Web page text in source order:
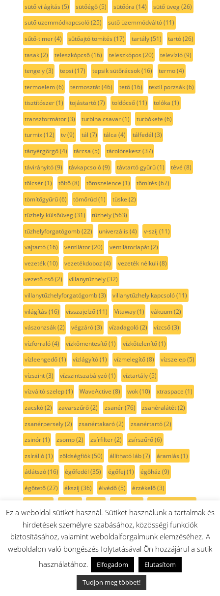
sütő világítás (5) sütőégő(5) sütőóra (14) sütő üveg(26)
sütő üzemmódkapcsoló(25) sütő üzemmódváltó(11)
sűtő-timer(4) sűtőajtó tömítés (17) tartály(51) tartó(26)
tasak(2) teleszkópcső(16) teleszkópos (20) televízió(9)
tengely(3) tepsi (17) tepsik sütőrácsok(16) termo(4)
termoelem(6) termosztát(46) tető(16) textil porzsák(6)
tisztítószer(1) tojástartó(7) toldócső(11) tolóka (1)
transzformátor(3) turbina csavar(1) turbókefe (6)
turmix(12) tv(9) tál (7) tálca (4) tálfedél (3)
tányérgörgő(4) tárcsa (5) tárolórekesz (37)
távirányító(9) távkapcsoló(9) távtartó gyűrű(1) tévé (8)
tölcsér(1) töltő(8) tömszelence (1) tömítés (67)
tömítőgyűrű(6) tömőrúd(1) tüske (2)
tüzhely külsőüveg(31) tűzhely(563)
tűzhelyforgatógomb(22) univerzális (4) v-szíj (11)
vajtartó(16) ventilátor(20) ventilátorlapát(2)
vezeték(10) vezetékdoboz (4) vezeték nélküli (8)
vezető cső(2) villanytűzhely(32)
villanytűzhelyforgatógomb(3) villanytűzhely kapcsoló(11)
világítás (16) visszajelző(11) Vitaway(1) vákuum(2)
vászonzsák(2) végzáró(3) vízadagoló(2) vízcső(3)
vízforraló(4) vízkőmentesítő(1) vízkőtelenítő(1)
vízleengedő(1) vízlágyító(1) vízmelegítő(8) vízszelep(5)
vízszint(3) vízszintszabályzó(1) víztartály(5)
vízváltó szelep(1) WaveActive (8) wok(10) xtraspace (1)
zacskó(2) zavarszűrő(2) zsanér(76) zsanéralátét(2)
zsanérpersely(2) zsanértakaró(2) zsanértartó(2)
zsinór(1) zsomp(2) zsírfilter(2) zsírszűrő(6)
zsírálló(1) zöldségfiók(50) állítható láb(7) áramlás (1)
átlátszó(16) égőfedél (35) égőfej (1) égőház (9)
égőtető(27) ékszíj (36) élvédő(5) érzékelő(3)
ütköző
(123) üvegajtó (17) üvegbúra
(2)
üvegkehely(3) üveglap(3) üvegtartó(6) üvegtető(2)
üvegtányér(13)
Gorenje gépekről ötletek információk:
Ez a weboldal sütiket használ. Sütiket használunk a tartalmak és
hirdetések személyre szabásához, közösségi funkciók
biztosításához, valamint weboldalforgalmunk elemzéséhez. A
weboldalon való böngészés folytatásával Ön hozzájárul a sütik
használatához.
Elfogadom
Elutasítom
Tudjon meg többet!